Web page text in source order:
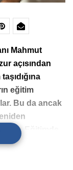
Mahmut
açısından
eğitim
Bu da ancak
Eğitimde
barışla